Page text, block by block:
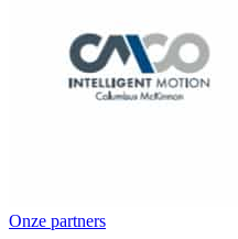
Onze partners